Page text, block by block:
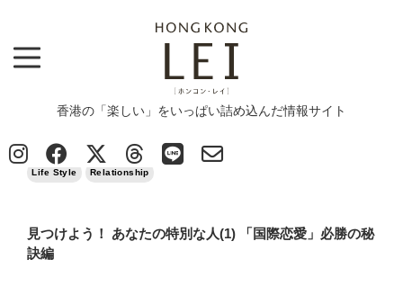
香港の「楽しい」をいっぱい詰め込んだ情報サイト
News > Life Style > 見つけよう！ あなたの特別な人(1) 「国際恋愛」必勝の秘訣編
Life Style Relationship
見つけよう！ あなたの特別な人(1) 「国際恋愛」必勝の秘
訣編